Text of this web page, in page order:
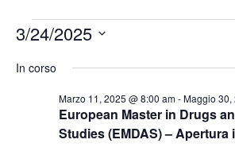
3/24/2025
la
In corso
European Master in Drugs
Studies (EMDAS) – Apertura
Marzo 11, 2025 @ 8:00 am-Maggio 30,